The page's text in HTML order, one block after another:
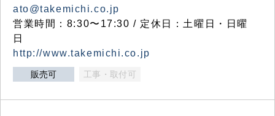
ato@takemichi.co.jp
営業時間：8:30〜17:30 / 定休日：土曜日・日曜
日
http://www.takemichi.co.jp
販売可 工事・取付可